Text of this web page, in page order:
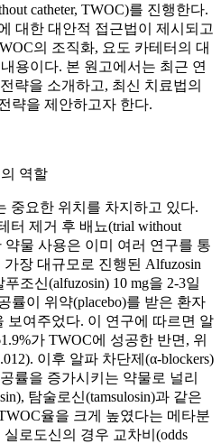
catheter, TWOC)를 진행한다.
대한 대안적 접근법이 제시되고
의 조직화, 요도 카테터의 대
용이다. 본 원고에서는 최근 연
략을 소개하고, 최신 치료법의
략을 제안하고자 한다.
역할
중요한 위치를 차지하고 있다.
터 제거 후 배뇨(trial without
약물 사용은 이미 여러 연구를 통
장 대규모로 진행된 Alfuzosin
조신(alfuzosin) 10 mg을 2-3일
률이 위약(placebo)를 받은 환자
보여주었다. 이 연구에 따르면 알
가 TWOC에 성공한 반면, 위
이후 알파 차단제(α-blockers)
률을 증가시키는 약물로 널리
탐술로신(tamsulosin)과 같은
율을 크게 높였다는 메타분
로도신의 경우 교차비(odds